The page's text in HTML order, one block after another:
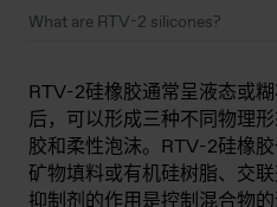
What are RTV-2 silicones?
RTV-2硅橡胶通常呈液态或
后，可以形成三种不同物理
胶和柔性泡沫。RTV-2硅橡
矿物填料或有机硅树脂、交
抑制剂的作用是控制混合物